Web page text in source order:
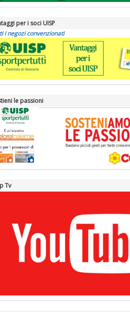
Fondazione Terzjus:
a Roma
per i soci UISP
i negozi convenzionati
le passioni
Tv